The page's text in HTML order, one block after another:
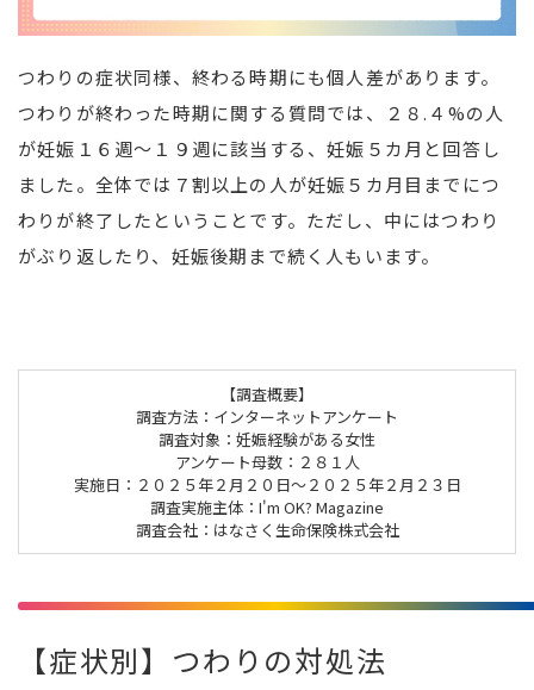
つわりの症状同様、終わる時期にも個人差があります。
つわりが終わった時期に関する質問では、２８.４%の人
が妊娠１６週～１９週に該当する、妊娠５カ月と回答し
ました。全体では７割以上の人が妊娠５カ月目までにつ
わりが終了したということです。ただし、中にはつわり
がぶり返したり、妊娠後期まで続く人もいます。
【調査概要】
調査方法：インターネットアンケート
調査対象：妊娠経験がある女性
アンケート母数：２８１人
実施日：２０２５年２月２０日～２０２５年２月２３日
調査実施主体：I'm OK? Magazine
調査会社：はなさく生命保険株式会社
【症状別】つわりの対処法